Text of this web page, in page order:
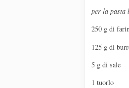
per la pasta
250 g di
125 g di
5 g di sale
1 tuorlo